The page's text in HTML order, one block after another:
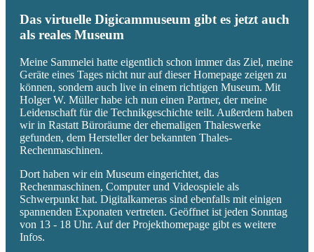
Das virtuelle Digicammuseum gibt es jetzt auch
als reales Museum
Meine Sammelei hatte eigentlich schon immer das Ziel, meine
Geräte eines Tages nicht nur auf dieser Homepage zeigen zu
können, sondern auch live in einem richtigen Museum. Mit
Holger W. Müller habe ich nun einen Partner, der meine
Leidenschaft für die Technikgeschichte teilt. Außerdem haben
wir in Rastatt Büroräume der ehemaligen Thaleswerke
gefunden, dem Hersteller der bekannten Thales-
Rechenmaschinen.
Dort haben wir ein Museum eingerichtet, das
Rechenmaschinen, Computer und Videospiele als
Schwerpunkt hat. Digitalkameras sind ebenfalls mit einigen
spannenden Exponaten vertreten. Geöffnet ist jeden Sonntag
von 13 - 18 Uhr. Auf der Projekthomepage gibt es weitere
Infos.